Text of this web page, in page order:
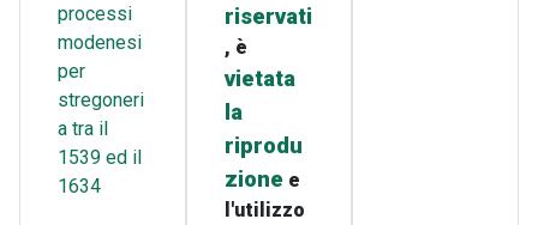
processi
modenesi
per
stregoneri
a tra il
1539 ed il
1634
riservati
, è
vietata
la
riprodu
zione e
l'utilizzo